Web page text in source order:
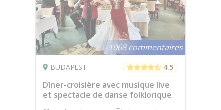
1068 commentaires
BUDAPEST 4.5
Dîner-croisière avec musique live
et spectacle de danse folklorique